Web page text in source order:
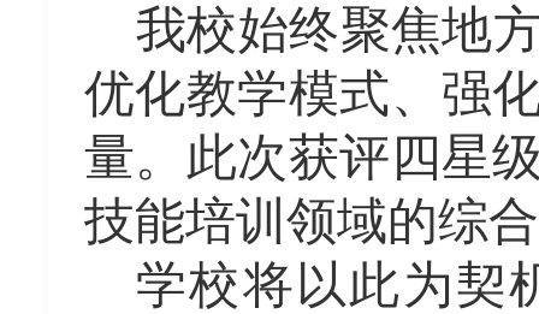
我校始终聚焦地
优化教学模式、强
量。此次获评四星
技能培训领域的综
学校将以此为契